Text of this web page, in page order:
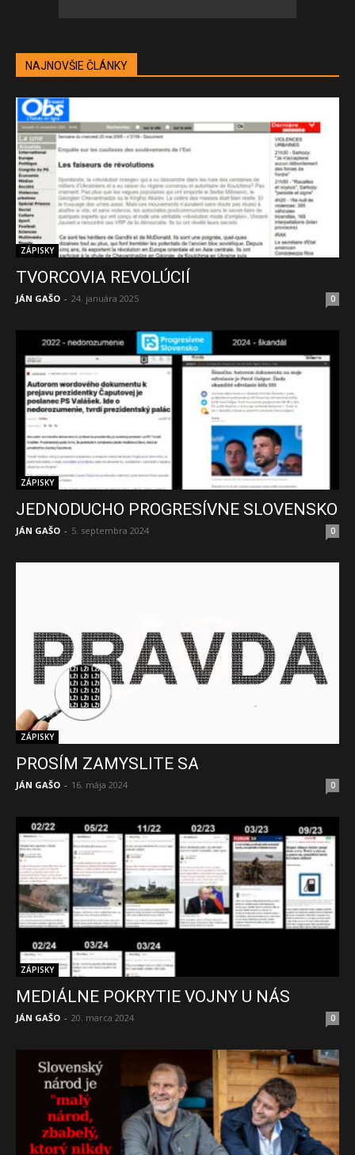
NAJNOVŠIE ČLÁNKY
ZÁPISKY
TVORCOVIA REVOLÚCIÍ
JÁN GAŠO - 24. januára 2025 0
ZÁPISKY
JEDNODUCHO PROGRESÍVNE SLOVENSKO
JÁN GAŠO - 5. septembra 2024 0
ZÁPISKY
PROSÍM ZAMYSLITE SA
JÁN GAŠO - 16. mája 2024 0
ZÁPISKY
MEDIÁLNE POKRYTIE VOJNY U NÁS
JÁN GAŠO - 20. marca 2024 0